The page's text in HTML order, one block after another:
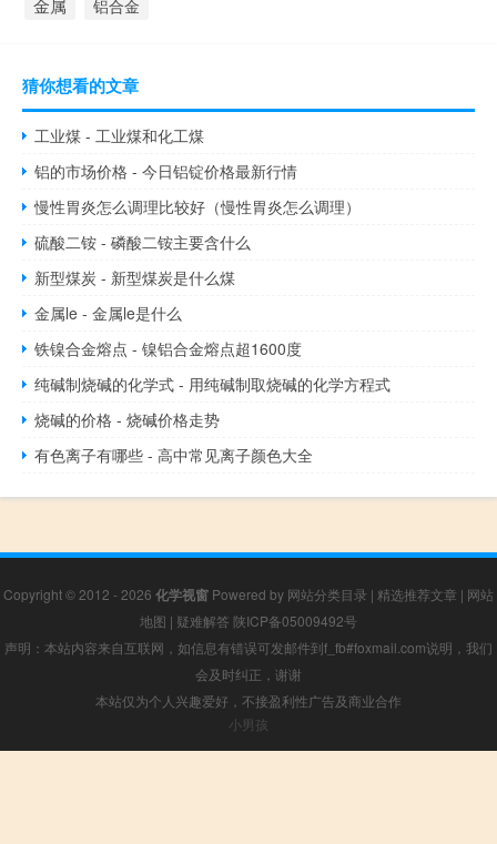
金属 铝合金
猜你想看的文章
工业煤 - 工业煤和化工煤
铝的市场价格 - 今日铝锭价格最新行情
慢性胃炎怎么调理比较好（慢性胃炎怎么调理）
硫酸二铵 - 磷酸二铵主要含什么
新型煤炭 - 新型煤炭是什么煤
金属le - 金属le是什么
铁镍合金熔点 - 镍铝合金熔点超1600度
纯碱制烧碱的化学式 - 用纯碱制取烧碱的化学方程式
烧碱的价格 - 烧碱价格走势
有色离子有哪些 - 高中常见离子颜色大全
Copyright © 2012 - 2026 化学视窗 Powered by 网站分类目录 | 精选推荐文章 | 网站
地图 | 疑难解答 陕ICP备05009492号
声明：本站内容来自互联网，如信息有错误可发邮件到f_fb#foxmail.com说明，我们
会及时纠正，谢谢
本站仅为个人兴趣爱好，不接盈利性广告及商业合作
小男孩